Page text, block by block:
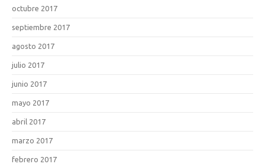
octubre 2017
septiembre 2017
agosto 2017
julio 2017
junio 2017
mayo 2017
abril 2017
marzo 2017
febrero 2017